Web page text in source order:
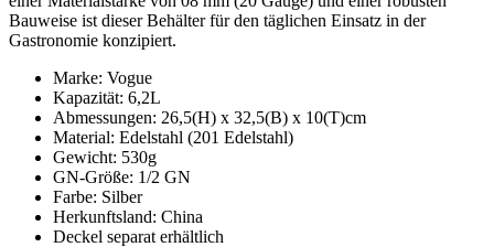
Bauweise ist dieser Behälter für den täglichen Einsatz in der
Gastronomie konzipiert.
Marke: Vogue
Kapazität: 6,2L
Abmessungen: 26,5(H) x 32,5(B) x 10(T)cm
Material: Edelstahl (201 Edelstahl)
Gewicht: 530g
GN-Größe: 1/2 GN
Farbe: Silber
Herkunftsland: China
Deckel separat erhältlich